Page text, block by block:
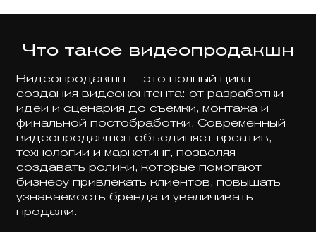
Что такое видеопродакшн
Видеопродакшн — это полный цикл
создания видеоконтента: от разработки
идеи и сценария до съемки, монтажа и
финальной постобработки. Современный
видеопродакшен объединяет креатив,
технологии и маркетинг, позволяя
создавать ролики, которые помогают
бизнесу привлекать клиентов, повышать
узнаваемость бренда и увеличивать
продажи.